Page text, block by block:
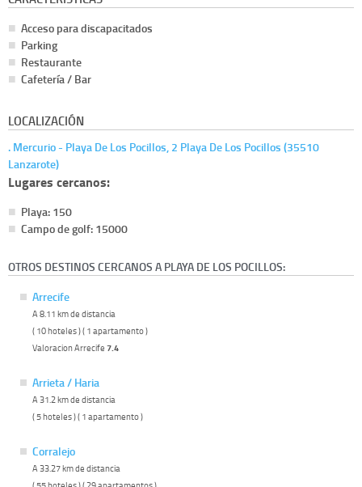
Acceso para discapacitados
Parking
Restaurante
Cafetería / Bar
LOCALIZACIÓN
. Mercurio - Playa De Los Pocillos, 2 Playa De Los Pocillos (35510
Lanzarote)
Lugares cercanos:
Playa: 150
Campo de golf: 15000
OTROS DESTINOS CERCANOS A PLAYA DE LOS POCILLOS:
Arrecife
A 8.11 km de distancia
( 10 hoteles ) ( 1 apartamento )
Valoracion Arrecife 7.4
Arrieta / Haria
A 31.2 km de distancia
( 5 hoteles ) ( 1 apartamento )
Corralejo
A 33.27 km de distancia